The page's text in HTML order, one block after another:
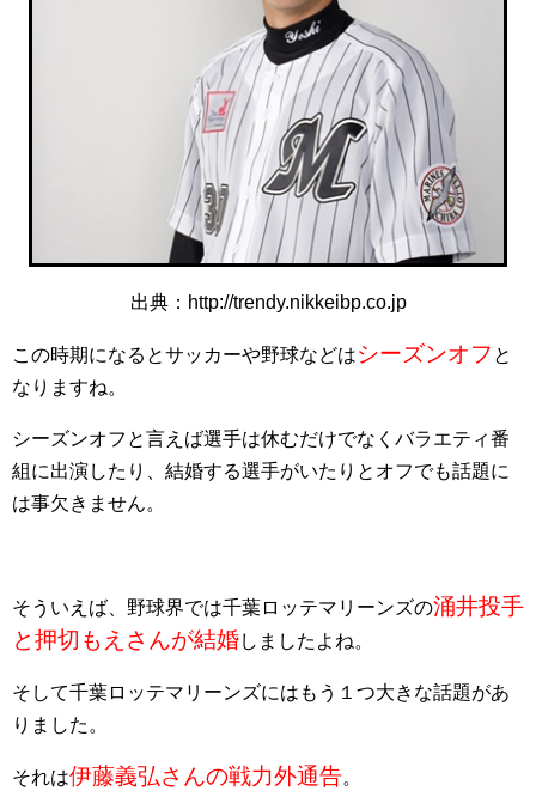
出典：http://trendy.nikkeibp.co.jp
この時期になるとサッカーや野球などはシーズンオフ と
なりますね。
シーズンオフと言えば選手は休むだけでなくバラエティ番
組に出演したり、結婚する選手がいたりとオフでも話題に
は事欠きません。
そういえば、野球界では千葉ロッテマリーンズの涌井投手
と押切もえさんが結婚しましたよね。
そして千葉ロッテマリーンズにはもう１つ大きな話題があ
りました。
それは伊藤義弘さんの戦力外通告。